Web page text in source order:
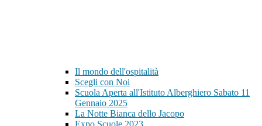
Il mondo dell'ospitalità
Scegli con Noi
Scuola Aperta all'Istituto Alberghiero Sabato 11
Gennaio 2025
La Notte Bianca dello Jacopo